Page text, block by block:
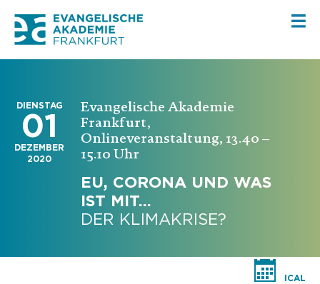
DIENSTAG
01
DEZEMBER
2020
Evangelische Akademie
Frankfurt,
Onlineveranstaltung, 13.40 –
15.10 Uhr
EU, CORONA UND WAS
IST MIT…
DER KLIMAKRISE?
ICAL